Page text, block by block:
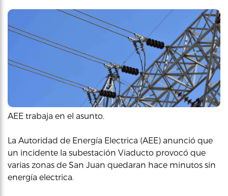
AEE trabaja en el asunto.
La Autoridad de Energía Electrica (AEE) anunció que
un incidente la subestación Viaducto provocó que
varias zonas de San Juan quedaran hace minutos sin
energía electrica.